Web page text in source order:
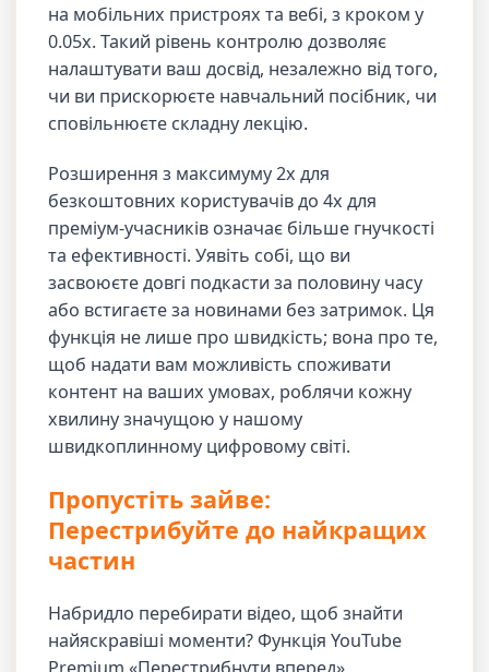
на мобільних пристроях та вебі, з кроком у
0.05x. Такий рівень контролю дозволяє
налаштувати ваш досвід, незалежно від того,
чи ви прискорюєте навчальний посібник, чи
сповільнюєте складну лекцію.
Розширення з максимуму 2x для
безкоштовних користувачів до 4x для
преміум-учасників означає більше гнучкості
та ефективності. Уявіть собі, що ви
засвоюєте довгі подкасти за половину часу
або встигаєте за новинами без затримок. Ця
функція не лише про швидкість; вона про те,
щоб надати вам можливість споживати
контент на ваших умовах, роблячи кожну
хвилину значущою у нашому
швидкоплинному цифровому світі.
Пропустіть зайве:
Перестрибуйте до найкращих
частин
Набридло перебирати відео, щоб знайти
найяскравіші моменти? Функція YouTube